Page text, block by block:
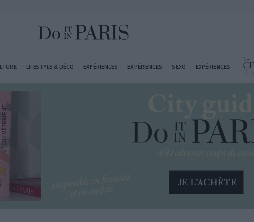
LIFESTYLE & DÉCO EXPÉRIENCES EXPÉRIENCES SEXO EXPÉRIENCES